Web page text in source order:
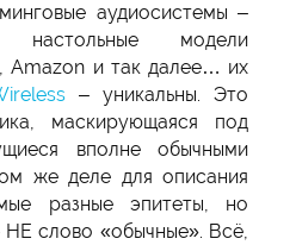
аудиосистемы –
настольные модели
Amazon и так далее… их
– уникальны. Это
маскирующаяся под
вполне обычными
же деле для описания
разные эпитеты, но
слово «обычные». Всё,